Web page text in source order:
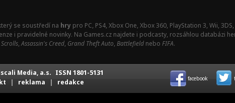
se soustředí na hry pro PC, PS4, Xbox One, Xbox 360, PlayStation 3, Wii,
i pravidelné novinky. Na Games.cz najdete i podcasty, rozsáhlou databázi
,Assassin's Creed, Grand Theft Auto, Battlefield nebo FIFA.
Media, a.s. ISSN 1801-5131
| reklama | redakce facebook